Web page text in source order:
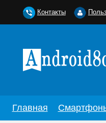
Главная
Контакты